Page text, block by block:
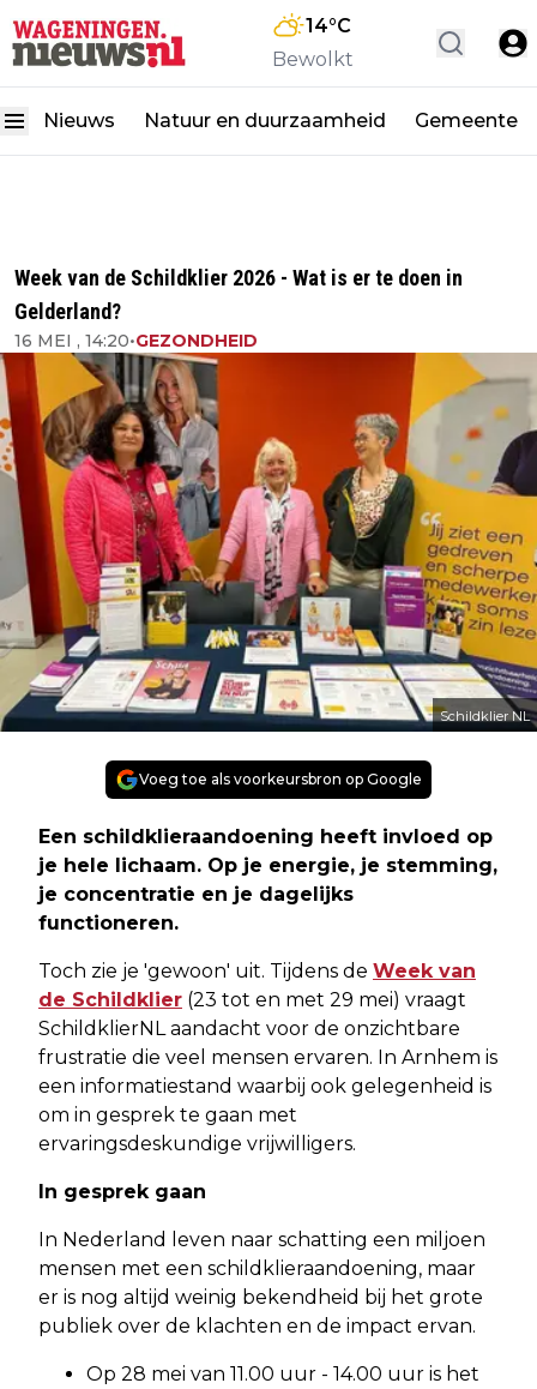
14°C
Bewolkt
Nieuws Natuur en duurzaamheid Gemeente
Week van de Schildklier 2026 - Wat is er te doen in
Gelderland?
16 MEI , 14:20•GEZONDHEID
Schildklier NL
Voeg toe als voorkeursbron op Google
Een schildklieraandoening heeft invloed op
je hele lichaam. Op je energie, je stemming,
je concentratie en je dagelijks
functioneren.
Toch zie je 'gewoon' uit. Tijdens de Week van
de Schildklier (23 tot en met 29 mei) vraagt
SchildklierNL aandacht voor de onzichtbare
frustratie die veel mensen ervaren. In Arnhem is
een informatiestand waarbij ook gelegenheid is
om in gesprek te gaan met
ervaringsdeskundige vrijwilligers.
In gesprek gaan
In Nederland leven naar schatting een miljoen
mensen met een schildklieraandoening, maar
er is nog altijd weinig bekendheid bij het grote
publiek over de klachten en de impact ervan.
Op 28 mei van 11.00 uur - 14.00 uur is het